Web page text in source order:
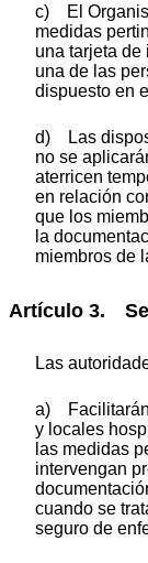
c) El
medidas
una tarjeta
una de las
dispuesto en
d) Las
no se
aterricen
en relación
que los
la
miembros de
Artículo 3.
Las
a)
y locales
las medidas
intervengan
cuando se
seguro de